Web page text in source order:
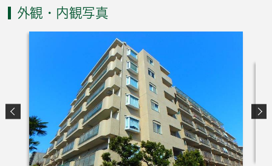
外観・内観写真